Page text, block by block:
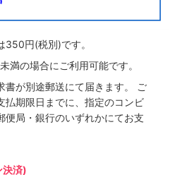
350円(税別)です。
満の場合にご利用可能です。
書が別途郵送にて届きます。 ご
払期限日までに、指定のコンビ
便局・銀行のいずれかにてお支
済)